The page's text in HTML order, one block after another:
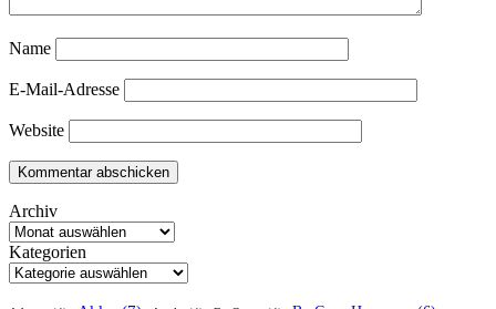
Name
E-Mail-Adresse
Website
Archiv
Kategorien